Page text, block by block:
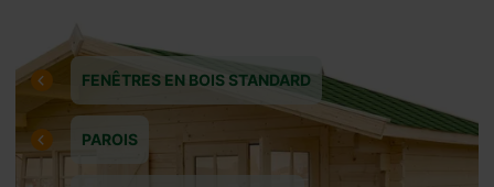
FENÊTRES EN BOIS STANDARD
PAROIS